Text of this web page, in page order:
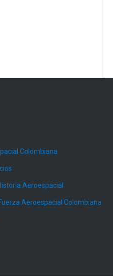
Colombiana
Aeroespacial
Aeroespacial Colombiana